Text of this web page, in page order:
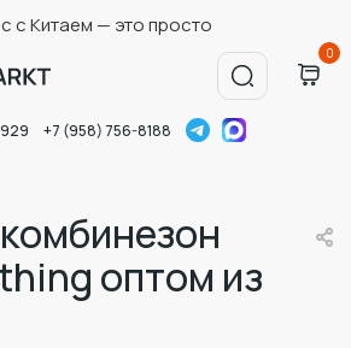
с Китаем — это просто
0
+7 (958) 756-8188
оптом из